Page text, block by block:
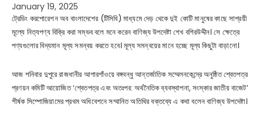
January 19, 2025
ট্রেডিং করপোরেশন অব বাংলাদেশের (টিসিবি) মাধ্যমে দেড় থেকে দুই কোটি মানুষের কাছে সাশ্রয়ী
মূল্যে নিত্যপণ্য বিক্রি করা সম্ভব বলে মনে করেন বাণিজ্য উপদেষ্টা শেখ বশিরউদ্দীন। সে ক্ষেত্রে
পণ্যগুলোর বিদ্যমান মূল্য সমন্বয় করতে হবে। মূল্য সমন্বয়ের মানে হচ্ছে মূল্য কিছুটা বাড়ানো।
আজ শনিবার দুপুরে রাজধানীর আগারগাঁওয়ে বঙ্গবন্ধু আন্তর্জাতিক সম্মেলনকেন্দ্রে অনুষ্ঠিত শ্বেতপত্র
প্রণয়ন কমিটি আয়োজিত ‘শ্বেতপত্র এবং অতঃপর: অর্থনৈতিক ব্যবস্থাপনা, সংস্কার জাতীয় বাজেট’
শীর্ষক সিম্পোজিয়ামের প্রথম অধিবেশনে সম্মানিত অতিথির বক্তব্যে এ কথা বলেন বাণিজ্য উপদেষ্টা।